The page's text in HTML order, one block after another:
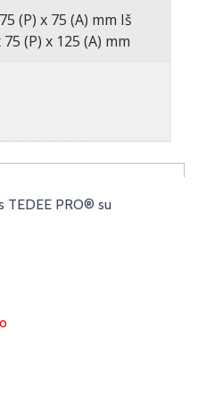
(P) x 75 (A) mm Iš
(P) x 125 (A) mm
TEDEE PRO® su